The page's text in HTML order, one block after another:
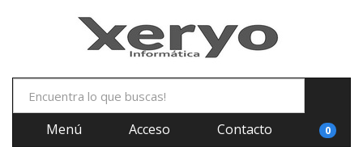
Menú Acceso Contacto 0